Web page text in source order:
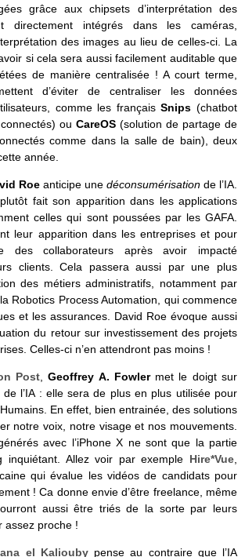
grâce aux chipsets d’interprétation des
directement intégrés dans les caméras,
des images au lieu de celles-ci. La
si cela sera aussi facilement auditable que
de manière centralisée ! A court terme,
d’éviter de centraliser les données
comme les françaisSnips(chatbot
ou CareOS (solution de partage de
comme dans la salle de bain), deux
année.
Roe anticipe une déconsumérisation de l’IA.
fait son apparition dans les applications
celles qui sont poussées par les GAFA.
leur apparition dans les entreprises et pour
des collaborateurs après avoir impacté
clients. Cela passera aussi par une plus
des métiers administratifs, notamment par
Robotics Process Automation, qui commence
et les assurances. David Roe évoque aussi
du retour sur investissement des projets
Celles-ci n’en attendront pas moins !
Post,Geoffrey A. Fowler met le doigt sur
l’IA : elle sera de plus en plus utilisée pour
En effet, bien entrainée, des solutions
notre voix, notre visage et nos mouvements.
avec l’iPhone X ne sont que la partie
inquiétant. Allez voir par exemple Hire*Vue,
qui évalue les vidéos de candidats pour
! Ca donne envie d’être freelance, même
aussi être triés de la sorte par leurs
assez proche !
el Kalioubypense au contraire que l’IA